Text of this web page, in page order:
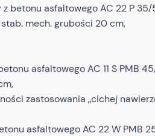
betonu asfaltowego AC 22 P
mech. grubości 20 cm,
asfaltowego AC 11 S PMB
zastosowania „cichej
asfaltowego AC 22 W PMB